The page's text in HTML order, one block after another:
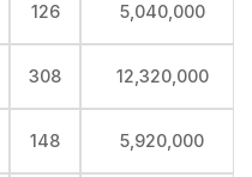
126 5,040,000
308 12,320,000
148 5,920,000